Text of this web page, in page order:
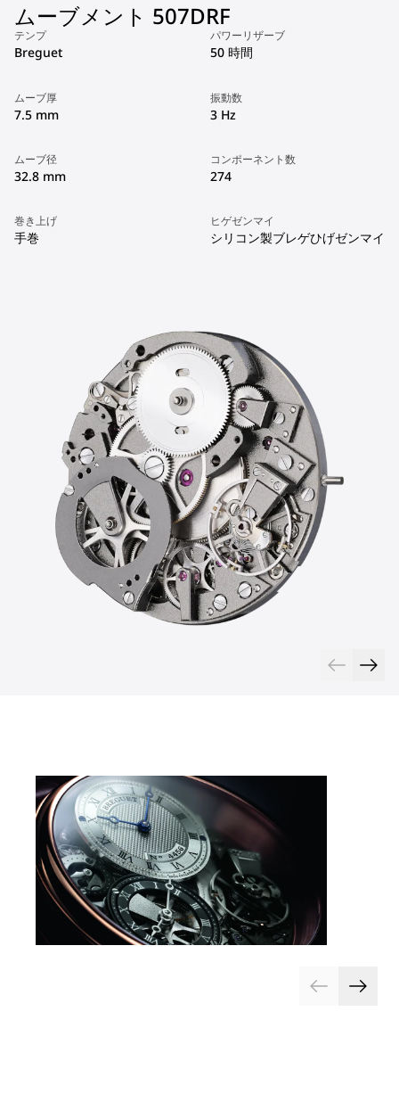
ムーブメント 507DRF
テンプ
Breguet
パワーリザーブ
50 時間
ムーブ厚
7.5 mm
振動数
3 Hz
ムーブ径
32.8 mm
コンポーネント数
274
巻き上げ
手巻
ヒゲゼンマイ
シリコン製ブレゲひげゼンマイ